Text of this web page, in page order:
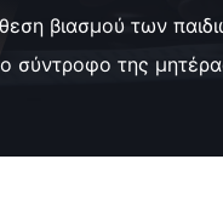
βιασμού των
σύντροφο της